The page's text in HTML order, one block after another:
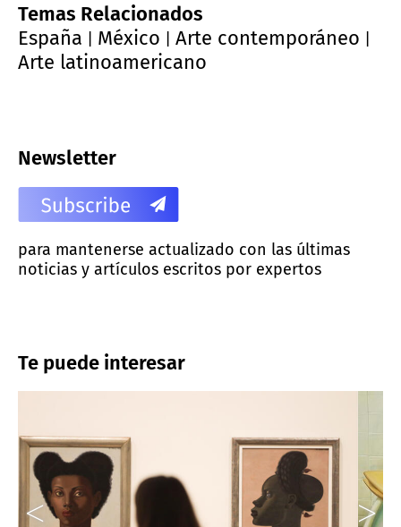
Temas Relacionados
España
México Arte contemporáneo
Arte latinoamericano
Newsletter
para mantenerse actualizado con las últimas
noticias y artículos escritos por expertos
Te puede interesar